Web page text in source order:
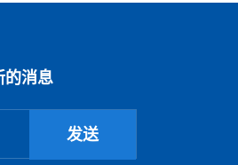
的消息
发送